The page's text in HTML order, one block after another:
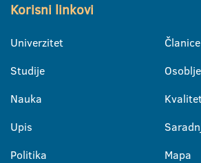
Korisni linkovi
Univerzitet
Studije
Nauka
Upis
Politika
Članice
Osoblje
Mapa